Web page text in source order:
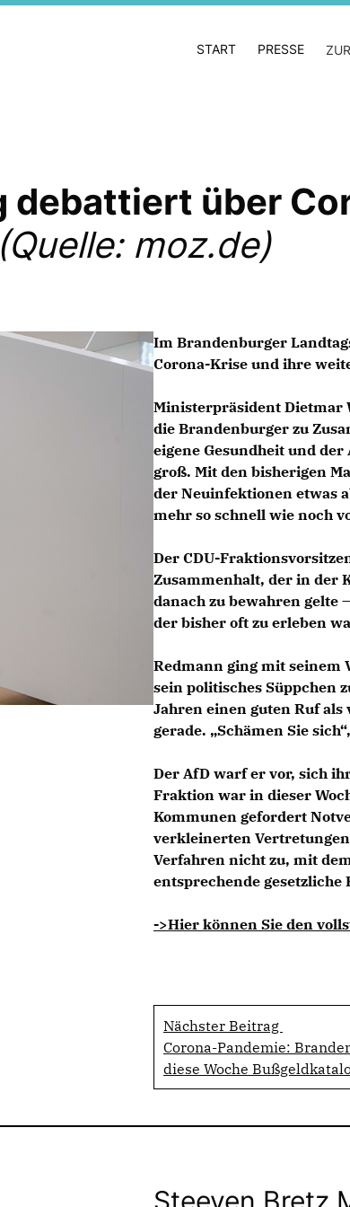
START PRESSE
debattiert über
moz.de)
Im Brandenburger
Corona-Krise und ihre
Ministerpräsident Dietmar
die Brandenburger zu
eigene Gesundheit und
groß. Mit den bisherigen
der Neuinfektionen etwas
mehr so schnell wie noch
Der CDU-
Zusammenhalt, der in der
danach zu bewahren gelte
der bisher oft zu erleben
Redmann ging mit seinem
sein politisches Süppchen
Jahren einen guten Ruf
gerade. „Schämen Sie
Der AfD warf er vor, sich
Fraktion war in dieser
Kommunen gefordert
verkleinerten
Verfahren nicht zu, mit
entsprechende gesetzliche
->Hier können Sie den
Nächster Beitrag
Corona-Pandemie:
diese Woche